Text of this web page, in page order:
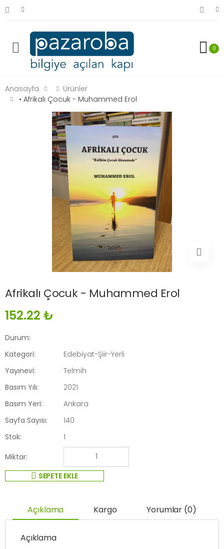
0
Anasayfa
Ürünler
• Afrikalı Çocuk - Muhammed Erol
Afrikalı Çocuk - Muhammed Erol
152.22 ₺
Durum:
Kategori:
Edebiyat-Şiir-Yerli
Yayınevi:
Telmih
Basım Yılı:
2021
Basım Yeri:
Ankara
Sayfa Sayısı:
140
Stok:
1
Miktar:
SEPETE EKLE
Açıklama Kargo Yorumlar (0)
Açıklama